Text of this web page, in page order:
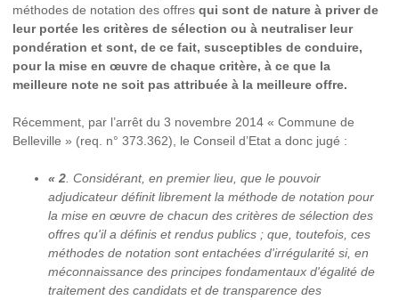
méthodes de notation des offresqui sont de nature à priver de
leur portée les critères de sélection ou à neutraliser leur
pondération et sont, de ce fait, susceptibles de conduire,
pour la mise en œuvre de chaque critère, à ce que la
meilleure note ne soit pas attribuée à la meilleure offre.
Récemment, par l’arrêt du 3 novembre 2014 « Commune de
Belleville » (req. n° 373.362), le Conseil d’Etat a donc jugé :
« 2. Considérant, en premier lieu, que le pouvoir
adjudicateur définit librement la méthode de notation pour
la mise en œuvre de chacun des critères de sélection des
offres qu'il a définis et rendus publics ; que, toutefois, ces
méthodes de notation sont entachées d'irrégularité si, en
méconnaissance des principes fondamentaux d'égalité de
traitement des candidats et de transparence des